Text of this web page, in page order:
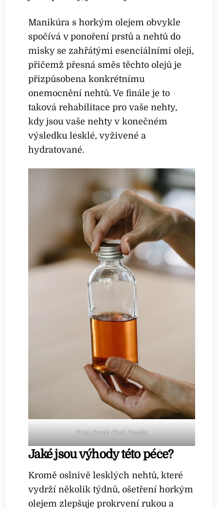
Manikúra s horkým olejem obvykle
spočívá v ponoření prstů a nehtů do
misky se zahřátými esenciálními oleji,
přičemž přesná směs těchto olejů je
přizpůsobena konkrétnímu
onemocnění nehtů. Ve finále je to
taková rehabilitace pro vaše nehty,
kdy jsou vaše nehty v konečném
výsledku lesklé, vyživené a
hydratované.
Foto: Sarah Chai, Pexels
Jaké jsou výhody této péče?
Kromě oslnivě lesklých nehtů, které
vydrží několik týdnů, ošetření horkým
olejem zlepšuje prokrvení rukou a